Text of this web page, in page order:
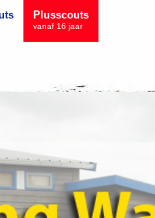
Plusscouts
vanaf 16 jaar